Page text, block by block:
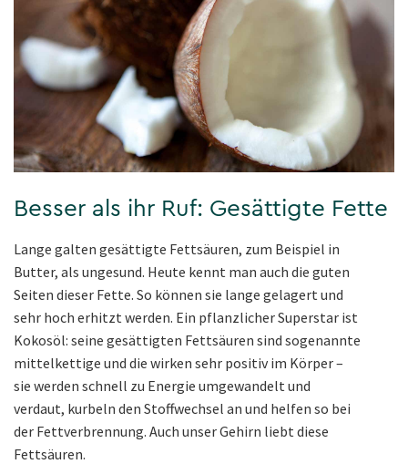
Besser als ihr Ruf: Gesättigte Fette
Lange galten gesättigte Fettsäuren, zum Beispiel in
Butter, als ungesund. Heute kennt man auch die guten
Seiten dieser Fette. So können sie lange gelagert und
sehr hoch erhitzt werden. Ein pflanzlicher Superstar ist
Kokosöl: seine gesättigten Fettsäuren sind sogenannte
mittelkettige und die wirken sehr positiv im Körper –
sie werden schnell zu Energie umgewandelt und
verdaut, kurbeln den Stoffwechsel an und helfen so bei
der Fettverbrennung. Auch unser Gehirn liebt diese
Fettsäuren.